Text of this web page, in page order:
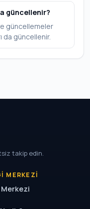
güncellenir?
güncellemeler
da güncellenir.
takip edin.
MERKEZI
Merkezi